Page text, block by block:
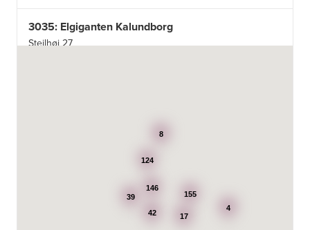
3035: Elgiganten Kalundborg
Stejlhøj 27
155
146
124
17
39
42
4
8